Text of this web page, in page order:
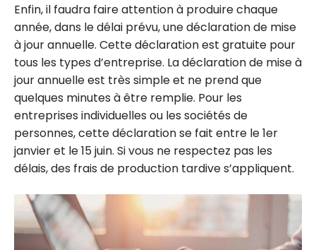
Enfin, il faudra faire attention à produire chaque
année, dans le délai prévu, une déclaration de mise
à jour annuelle. Cette déclaration est gratuite pour
tous les types d’entreprise. La déclaration de mise à
jour annuelle est très simple et ne prend que
quelques minutes à être remplie. Pour les
entreprises individuelles ou les sociétés de
personnes, cette déclaration se fait entre le 1er
janvier et le 15 juin. Si vous ne respectez pas les
délais, des frais de production tardive s’appliquent.